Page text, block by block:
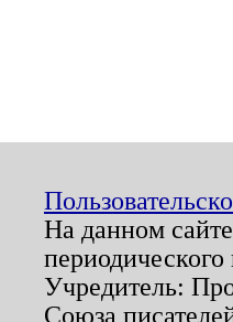
На данном
Учредитель:
Союза